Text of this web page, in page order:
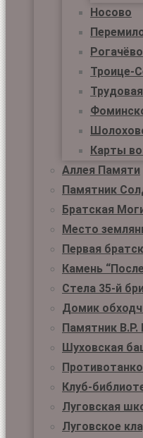
Носово
Рогачёво
Троице-
Карты
Аллея Памяти
Памятник
Братская
Место
Первая
Камень
Стела 35-й
Домик
Памятник В.Р.
Шуховская
Клуб-
Луговская
Луговское